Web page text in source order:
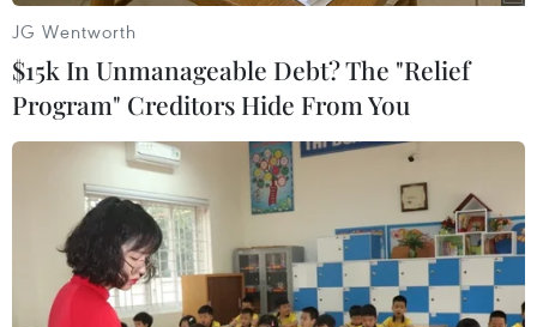
Thầy cô bối rối vì lần đầu tiên một lớp đại
học có hai tầng trình độ
26/08/2016 03:53
“Chênh 3 điểm trong tuyển sinh đại học sẽ hình thành
hai nấc trình độ đầu vào của sinh viên ngay trong một
lớp học, gây khó khăn cho công tác giảng dạy, đồng
JG Wentworth
$15k In Unmanageable Debt? The "Relief
Program" Creditors Hide From You